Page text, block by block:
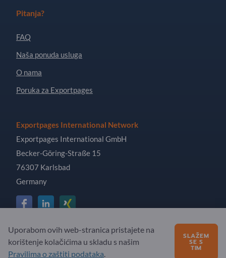
Pitanja?
FAQ
Naša ponuda usluga
O nama
Poruka za Exportpages
Exportpages International Network
Exportpages International GmbH
Becker-Göring-Straße 15
76307 Karlsbad
Germany
Copyright © 2026 Exportpages International GmbH. All
Rights Reserved.
Uporabom ovih web-stranica pristajete na
korištenje kolačićima u skladu s našim
Pravilima o zaštiti podataka.
SLAŽEM
SE S
TIM